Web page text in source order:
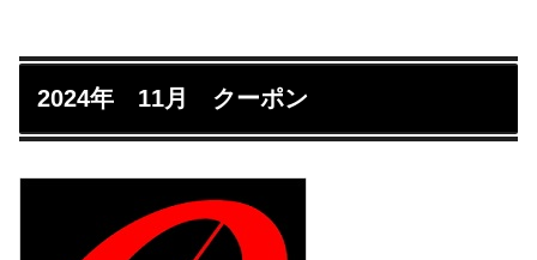
2024年 11月 クーポン